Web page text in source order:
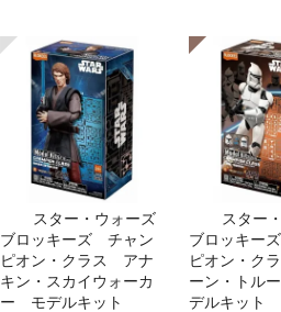
スター・ウォーズ
ブロッキーズ チャン
ピオン・クラス アナ
キン・スカイウォーカ
ー モデルキット
スター
ブロッキー
ピオン・ク
ーン・トル
デルキット